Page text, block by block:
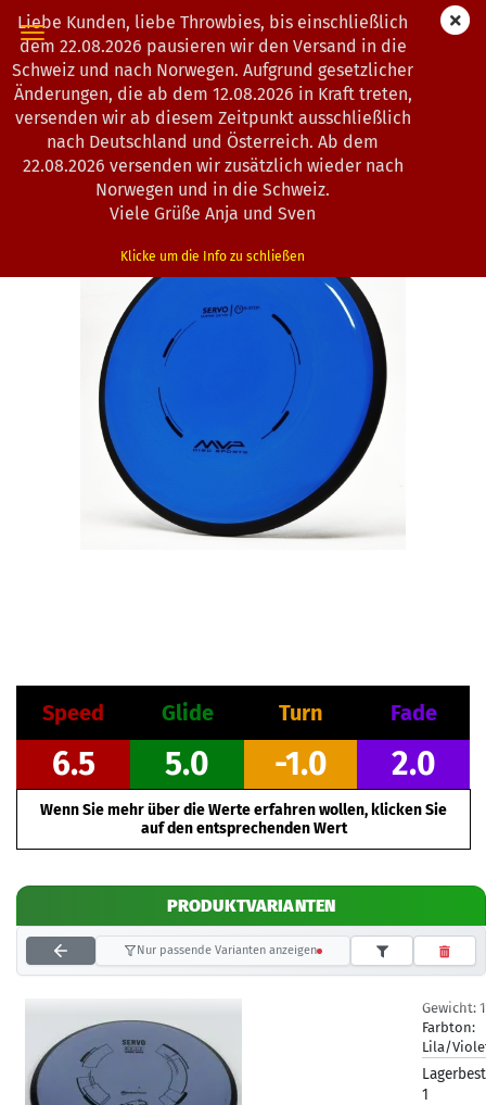
Liebe Kunden, liebe Throwbies, bis einschließlich
dem 22.08.2026 pausieren wir den Versand in die
Schweiz und nach Norwegen. Aufgrund gesetzlicher
Änderungen, die ab dem 12.08.2026 in Kraft treten,
versenden wir ab diesem Zeitpunkt ausschließlich
nach Deutschland und Österreich. Ab dem
22.08.2026 versenden wir zusätzlich wieder nach
Norwegen und in die Schweiz.
Viele Grüße Anja und Sven
Klicke um die Info zu schließen
« Erster « zurück weiter »
Letzter »
Artikel in dieser Kategorie
MVP Disc Sports | Servo | Neutron | Classic | OOP
* (Art.Nr.:0100281)
Speed Glide Turn Fade
6.5 5.0 -1.0 2.0
Wenn Sie mehr über die Werte erfahren wollen, klicken Sie
auf den entsprechenden Wert
PRODUKTVARIANTEN
Nur passende Varianten anzeigen
Gewicht:
Farbton:
Lila/
1